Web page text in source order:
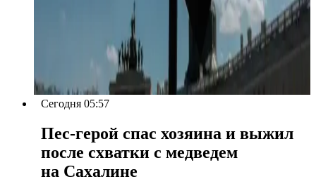
Сегодня 05:57
Пес-герой спас хозяина и выжил
после схватки с медведем
на Сахалине